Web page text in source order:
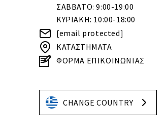
ΣΑΒΒΑΤΟ: 9:00-19:00
ΚΥΡΙΑΚΗ: 10:00-18:00
[email protected]
ΚΑΤΑΣΤΗΜΑΤΑ
ΦΟΡΜΑ ΕΠΙΚΟΙΝΩΝΙΑΣ
CHANGE COUNTRY